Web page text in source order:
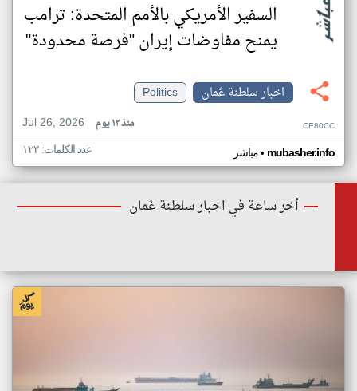
السفير الأمريكي بالأمم المتحدة: ترامب
يمنح مفاوضات إيران "فرصة محدودة"
اخبار سلطنة عُمان
Politics
Jul 26, 2026
منذ ١٢ يوم CE80CC
مباشر• mubasher.info عدد الكلمات: ١٢٢
أخر ساعة في اخبار سلطنة عُمان